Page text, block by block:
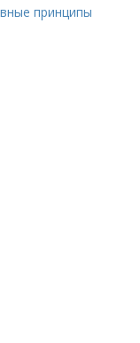
принципы